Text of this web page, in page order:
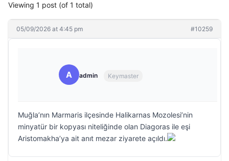
Viewing 1 post (of 1 total)
05/09/2026 at 4:45 pm #10259
A admin Keymaster
Muğla’nın Marmaris ilçesinde Halikarnas Mozolesi’nin
minyatür bir kopyası niteliğinde olan Diagoras ile eşi
Aristomakha’ya ait anıt mezar ziyarete açıldı.